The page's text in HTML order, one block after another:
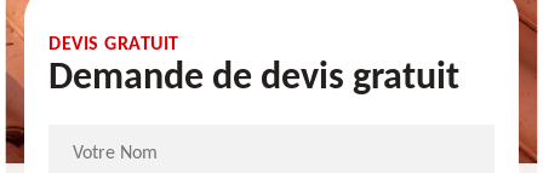
DEVIS GRATUIT
Demande de devis gratuit